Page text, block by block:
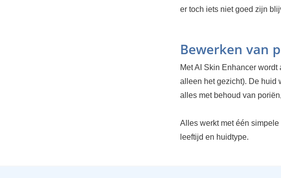
er toch iets niet goed zijn
Bewerken van
Met AI Skin Enhancer
alleen het gezicht). De huid
alles met behoud van
Alles werkt met één
leeftijd en huidtype.